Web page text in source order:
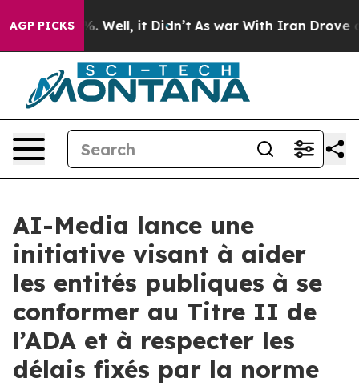
AGP PICKS
40%. Well, it Didn’t As war With Iran Drove oil
AI-Media lance une
initiative visant à aider
les entités publiques à se
conformer au Titre II de
l’ADA et à respecter les
délais fixés par la norme